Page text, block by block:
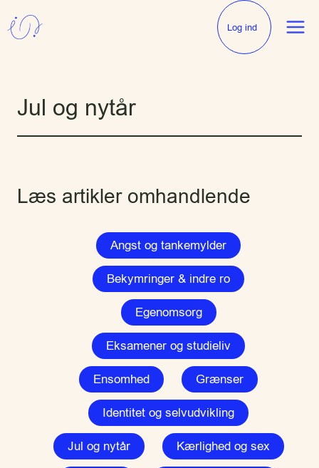
til
Log ind
Jul og nytår
Læs artikler omhandlende
Angst og tankemylder
Bekymringer & indre ro
Egenomsorg
Eksamener og studieliv
Ensomhed Grænser
Identitet og selvudvikling
Jul og nytår Kærlighed og sex